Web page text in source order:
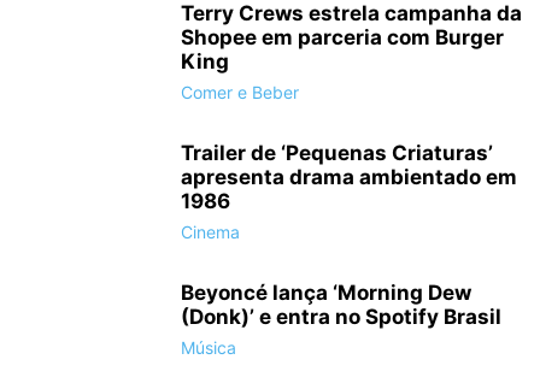
Terry Crews estrela campanha da
Shopee em parceria com Burger
King
Comer e Beber
Trailer de ‘Pequenas Criaturas’
apresenta drama ambientado em
1986
Cinema
Beyoncé lança ‘Morning Dew
(Donk)’ e entra no Spotify Brasil
Música